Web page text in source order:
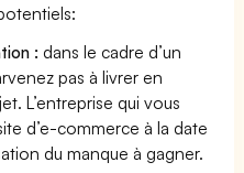
: dans le cadre d’un
pas à livrer en
L’entreprise qui vous
d’e-commerce à la date
du manque à gagner.